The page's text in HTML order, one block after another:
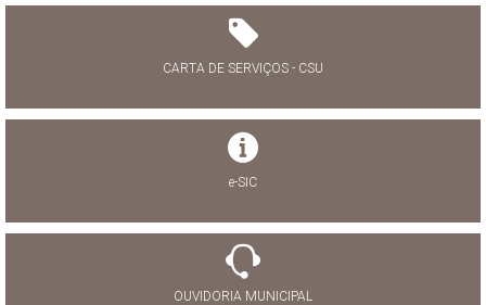
CARTA DE SERVIÇOS - CSU
e-SIC
OUVIDORIA MUNICIPAL